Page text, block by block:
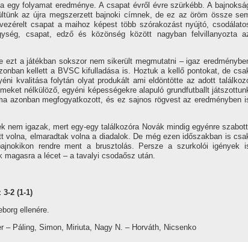
folyamat eredménye. A csapat évről évre szürkébb. A
az újra megszerzett bajnoki cí­mnek, de ez az öröm össze
csapat a maihoz képest több szórakozást nyújtó,
csapat, edző és közönség között nagyban felvillanyozta
a játékban sokszor nem sikerült megmutatni – igaz
kellett a BVSC kifulladása is. Hoztuk a kellő pontokat, de
kvalitása folytán olyat produkált ami eldöntötte az adott
nélkülöző, egyéni képességekre alapuló grundfutballt
azonban megfogyatkozott, és ez sajnos rögvest az eredményben
nem igazak, mert egy-egy találkozóra Novák mindig egyénre
elmaradtak volna a diadalok. De még ezen időszakban is
rendre ment a brusztolás. Persze a szurkolói igények
magasra a lécet – a tavalyi csodaősz után.
3-2 (1-1)
ellenére.
– Páling, Simon, Miriuta, Nagy N. – Horváth, Nicsenko